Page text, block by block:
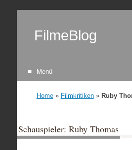
FilmeBlog
Menü
Home» Filmkritiken» Ruby
Schauspieler: Ruby Thomas